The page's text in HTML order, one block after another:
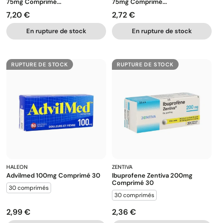
Prix
7,20 €
En rupture de stock
Prix
2,72 €
En rupture de stock
RUPTURE DE STOCK
HALEON
Advilmed 100mg Comprimé 30
30 comprimés
Prix
2,99 €
RUPTURE DE STOCK
ZENTIVA
Ibuprofene Zentiva 200mg
Comprimé 30
30 comprimés
Prix
2,36 €